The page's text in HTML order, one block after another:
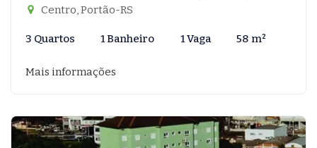
Centro, Portão-RS
3 Quartos 1 Banheiro 1 Vaga 58 m²
Mais informações